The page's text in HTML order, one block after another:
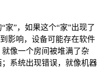
家”，如果这个“家”出现了
影响，设备可能存在软件
像一个房间被堆满了杂
系统出现错误，就像机器